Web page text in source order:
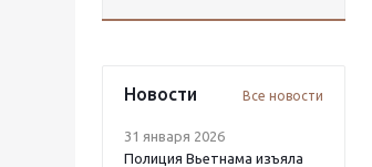
Новости Все новости
31 января 2026
Полиция Вьетнама изъяла